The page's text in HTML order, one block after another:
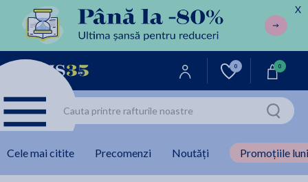
X
0 0
Cele mai citite Precomenzi Noutăți Promoțiile